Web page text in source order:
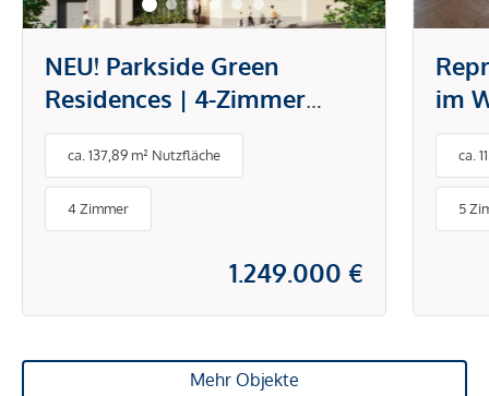
NEU! Parkside Green
Residences | 4-Zimmer
Wohnung mit Loggia und
direktem Blick in den Park
ca. 137,89 m² Nutzfläche
4 Zimmer
1.249.000 €
im
ca.
5
Mehr Objekte